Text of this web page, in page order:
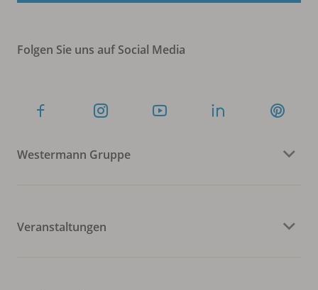
Folgen Sie uns auf Social Media
Westermann Gruppe
Veranstaltungen